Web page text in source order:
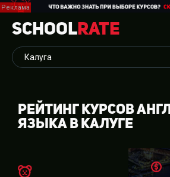
School Rate
РЕЙТИНГ КУРСОВ
ЯЗЫКА В КАЛУГЕ